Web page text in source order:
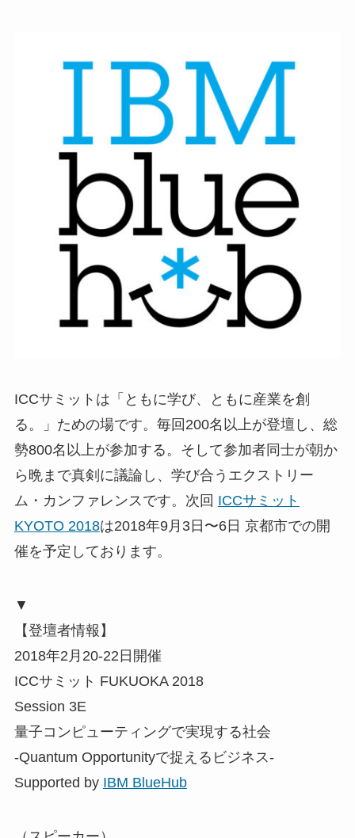
ICCサミットは「ともに学び、ともに産業を創
る。」ための場です。毎回200名以上が登壇し、総
勢800名以上が参加する。そして参加者同士が朝か
ら晩まで真剣に議論し、学び合うエクストリー
ム・カンファレンスです。次回 ICCサミット
KYOTO 2018は2018年9月3日〜6日 京都市での開
催を予定しております。
▼
【登壇者情報】
2018年2月20-22日開催
ICCサミット FUKUOKA 2018
Session 3E
量子コンピューティングで実現する社会
-Quantum Opportunityで捉えるビジネス-
Supported by IBM BlueHub